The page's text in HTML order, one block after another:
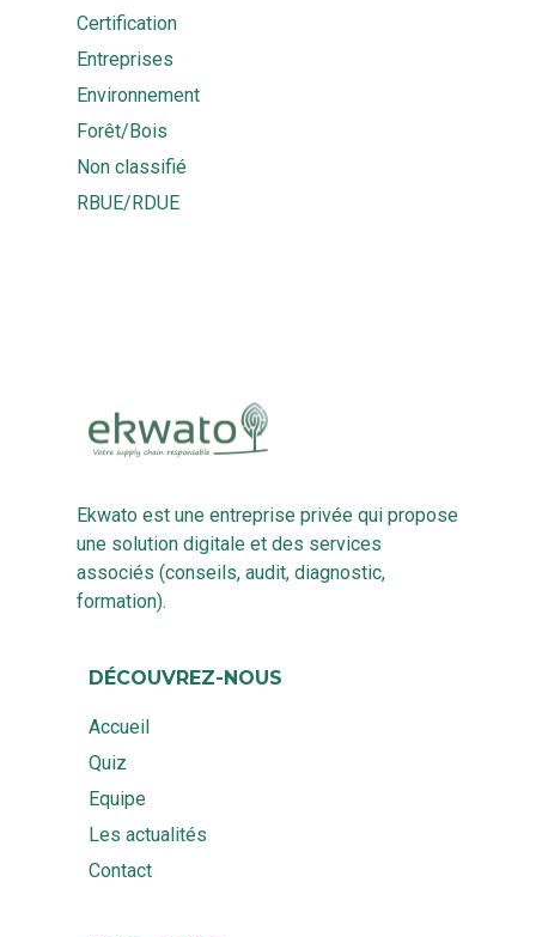
Certification
Entreprises
Environnement
Forêt/Bois
Non classifié
RBUE/RDUE
Ekwato est une entreprise privée qui propose
une solution digitale et des services
associés (conseils, audit, diagnostic,
formation).
DÉCOUVREZ-NOUS
Accueil
Quiz
Equipe
Les actualités
Contact